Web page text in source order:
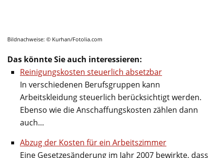
Bildnachweise: © Kurhan/Fotolia.com
Das könnte Sie auch interessieren:
Reinigungskosten steuerlich absetzbar
In verschiedenen Berufsgruppen kann
Arbeitskleidung steuerlich berücksichtigt werden.
Ebenso wie die Anschaffungskosten zählen dann
auch…
Abzug der Kosten für ein Arbeitszimmer
Eine Gesetzesänderung im Jahr 2007 bewirkte, dass